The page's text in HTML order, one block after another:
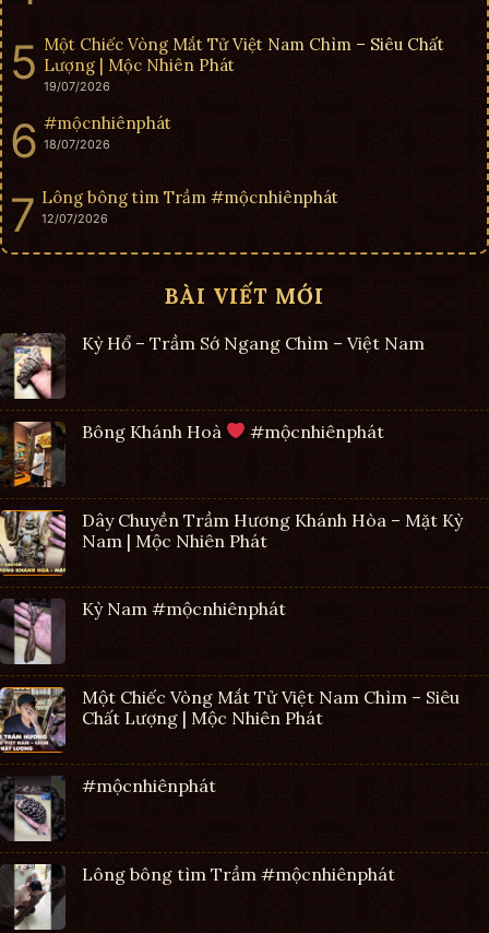
Một Chiếc Vòng Mắt Tử Việt Nam Chìm – Siêu Chất
Lượng | Mộc Nhiên Phát
19/07/2026
#mộcnhiênphát
18/07/2026
Lông bông tìm Trầm #mộcnhiênphát
12/07/2026
BÀI VIẾT MỚI
Kỳ Hổ – Trầm Sớ Ngang Chìm – Việt Nam
Bông Khánh Hoà #mộcnhiênphát
Dây Chuyền Trầm Hương Khánh Hòa – Mặt Kỳ
Nam | Mộc Nhiên Phát
Kỳ Nam #mộcnhiênphát
Một Chiếc Vòng Mắt Tử Việt Nam Chìm – Siêu
Chất Lượng | Mộc Nhiên Phát
#mộcnhiênphát
Lông bông tìm Trầm #mộcnhiênphát